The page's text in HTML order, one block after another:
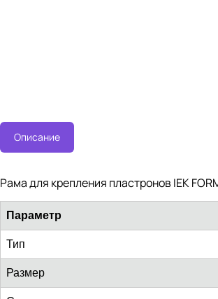
Описание
Рама для крепления пластронов IEK
Параметр
Тип
Размер